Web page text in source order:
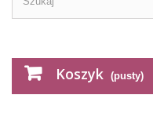
Koszyk (pusty)